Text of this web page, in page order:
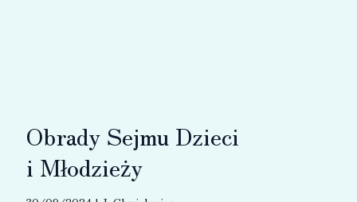
Obrady Sejmu Dzieci
i Młodzieży